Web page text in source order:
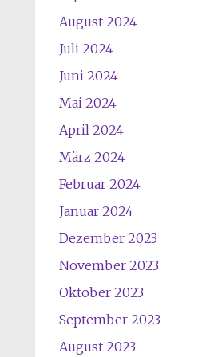
August 2024
Juli 2024
Juni 2024
Mai 2024
April 2024
März 2024
Februar 2024
Januar 2024
Dezember 2023
November 2023
Oktober 2023
September 2023
August 2023